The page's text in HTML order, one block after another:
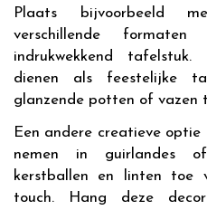
Plaats bijvoorbeeld
verschillende
indrukwekkend
dienen als feestelijke
glanzende potten of vazen
Een andere creatieve
nemen in guirlandes
kerstballen en linten toe
touch. Hang deze